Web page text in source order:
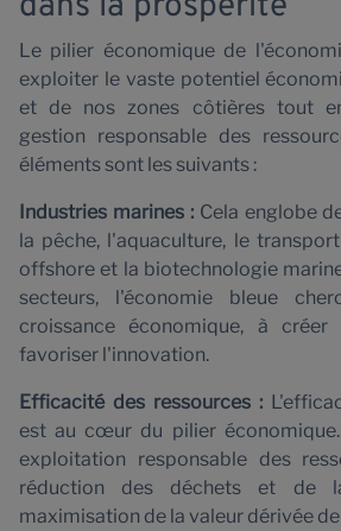
Le pilier économique de
exploiter le vaste potentiel
et de nos zones côtières tout
gestion responsable des
éléments sont les suivants :
Industries marines :Cela englobe
la pêche, l'aquaculture, le
offshore et la biotechnologie
secteurs, l'économie bleue
croissance économique, à
favoriser l'innovation.
Efficacité des ressources :
est au cœur du pilier
exploitation responsable des
réduction des déchets et de
maximisation de la valeur dérivée